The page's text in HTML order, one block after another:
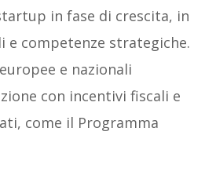
in fase di crescita, in
e competenze strategiche.
e nazionali
con incentivi fiscali e
come il Programma